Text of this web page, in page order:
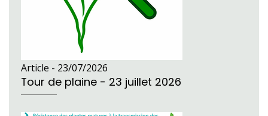
Article - 23/07/2026
Tour de plaine - 23 juillet 2026